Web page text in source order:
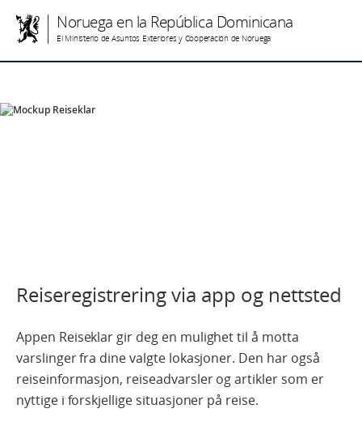
Noruega en la República Dominicana
El Ministerio de Asuntos Exteriores y Cooperación de Noruega
Reiseregistrering via app og nettsted
Appen Reiseklar gir deg en mulighet til å motta
varslinger fra dine valgte lokasjoner. Den har også
reiseinformasjon, reiseadvarsler og artikler som er
nyttige i forskjellige situasjoner på reise.